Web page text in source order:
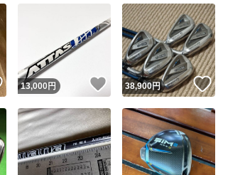
いいね！
13,000 円 いいね！
38,900円 いいね